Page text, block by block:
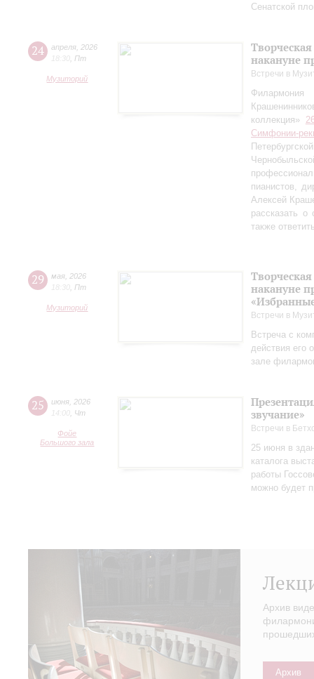
Сенатской
24 апреля 2026
18:30 Пт
Музиторий
накануне
Встречи в
коллекция»
Симфонии-
пианистов,
Алексей
рассказать
также
29 мая 2026
18:30 Пт
Музиторий
накануне
Встречи в
Встреча с
действия его
зале
25 июня 2026
14:00 Чт
Фойе
Большого зала
звучание»
Встречи в
25 июня в
каталога
работы
можно будет
Архив
Архив